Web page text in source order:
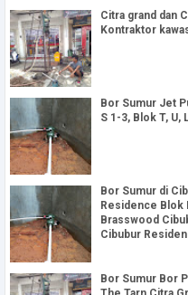
Citra grand dan
Kontraktor
Bor Sumur Jet
S 1-3, Blok T, U,
Bor Sumur di
Residence Blok
Brasswood
Cibubur
Bor Sumur Bor